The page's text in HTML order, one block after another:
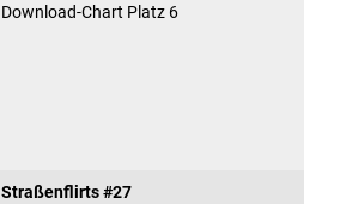
Download-Chart Platz 6
Straßenflirts #27